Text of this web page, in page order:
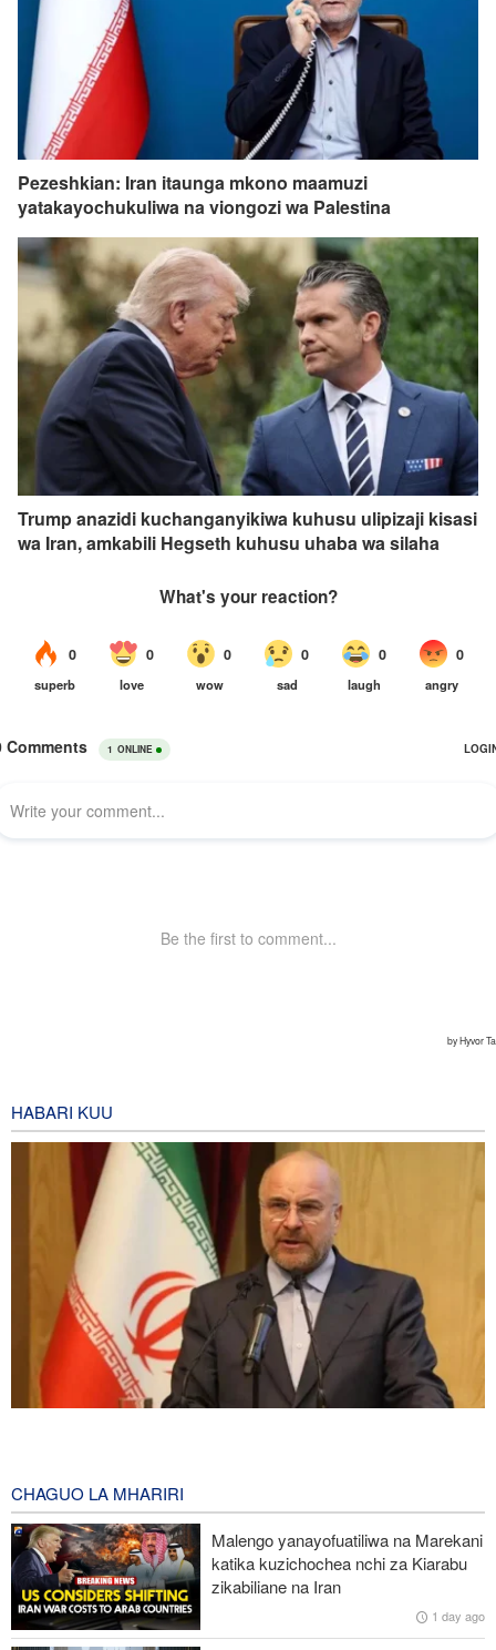
Pezeshkian: Iran itaunga mkono maamuzi
yatakayochukuliwa na viongozi wa Palestina
Trump anazidi kuchanganyikiwa kuhusu ulipizaji kisasi
wa Iran, amkabili Hegseth kuhusu uhaba wa silaha
HABARI KUU
Waziri wa Ulinzi: Vikosi vya Iran vimesheheni silaha za kujibu
mapigo kwa tishio lolote lile
UNSC: Kundi la DAESH (ISIS) lingali ni tishio kubwa kwa
usalama barani Afrika
CHAGUO LA MHARIRI
Malengo yanayofuatiliwa na Marekani
katika kuzichochea nchi za Kiarabu
zikabiliane na Iran
1 day ago